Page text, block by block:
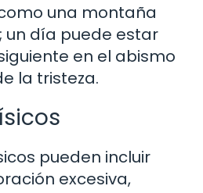
una montaña
un día puede estar
en el abismo
la tristeza.
pueden incluir
excesiva,